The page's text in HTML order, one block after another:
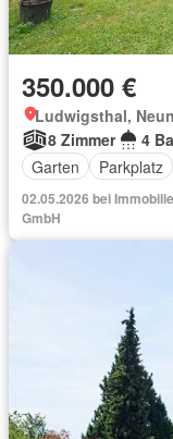
350.000 €
Ludwigsthal,
8 Zimmer
4
Garten
Parkplatz
02.05.2026 bei
GmbH